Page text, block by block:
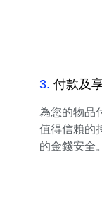
3. 付款及
為您的物品
值得信賴的
的金錢安全。